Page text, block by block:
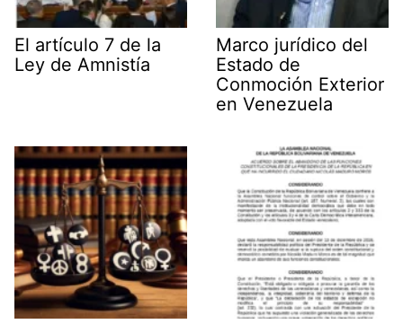
El artículo 7 de la
Ley de Amnistía
Marco jurídico del
Estado de
Conmoción Exterior
en Venezuela